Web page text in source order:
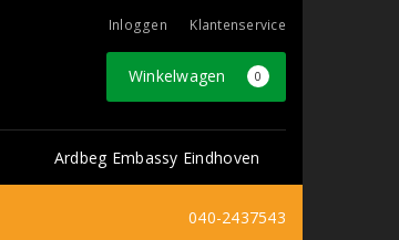
Inloggen Klantenservice
Winkelwagen 0
Ardbeg Embassy Eindhoven
040-2437543